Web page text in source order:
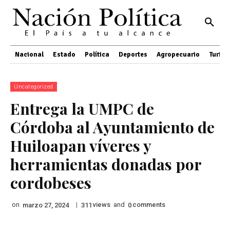
Nacional Estado Política Deportes Agropecuario
Uncategorized
Entrega la UMPC de
Córdoba al Ayuntamiento de
Huiloapan víveres y
herramientas donadas por
cordobeses
on marzo 27, 2024 | 311 views and 0 comments